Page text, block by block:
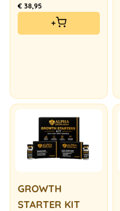
€ 38,95
+
GROWTH
STARTER KIT